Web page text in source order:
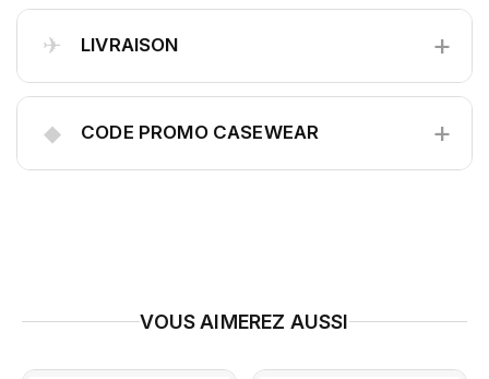
✈ LIVRAISON +
◆ CODE PROMO CASEWEAR +
VOUS AIMEREZ AUSSI